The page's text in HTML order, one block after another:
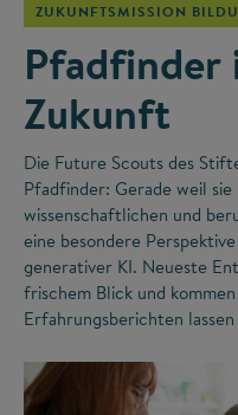
ZUKUNFTSMISSION
Pfadfinder
Zukunft
Die Future Scouts des
Pfadfinder: Gerade weil
wissenschaftlichen und
eine besondere
generativer KI. Neueste
frischem Blick und
Erfahrungsberichten